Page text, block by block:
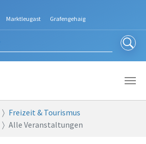
Marktleugast Grafengehaig
Freizeit & Tourismus
Alle Veranstaltungen